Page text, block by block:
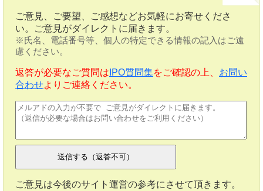
ご意見、ご要望、ご感想などお気軽にお寄せくださ
い。ご意見がダイレクトに届きます。
※氏名、電話番号等、個人の特定できる情報の記入はご遠
慮ください。
返答が必要なご質問は IPO質問集をご確認の上、 お問い
合わせよりご連絡ください。
ご意見は今後のサイト運営の参考にさせて頂きます。